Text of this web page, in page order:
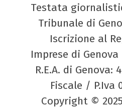
Testata
Tribunale di
Iscrizione al
Imprese di Genova
R.E.A. di Genova:
Fiscale / P.Iva
Copyright ©